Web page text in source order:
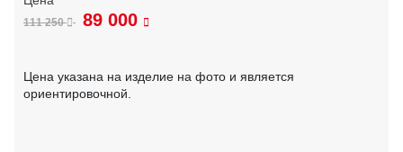
111 250 89 000
Цена указана на изделие на фото и является
ориентировочной.